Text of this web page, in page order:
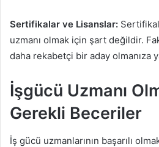
Sertifikalar ve Lisanslar:
uzmanı olmak için şart değildir.
daha rekabetçi bir aday olmanıza
İşgücü Uzmanı
Gerekli Beceriler
İş gücü uzmanlarının başarılı